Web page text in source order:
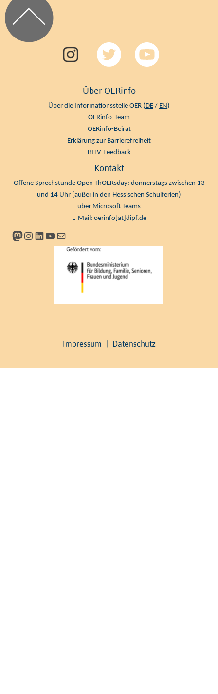
Über OERinfo
Über die Informationsstelle OER (DE / EN)
OERinfo-Team
OERinfo-Beirat
Erklärung zur Barrierefreiheit
BITV-Feedback
Kontakt
Offene Sprechstunde Open ThOERsday: donnerstags zwischen 13
und 14 Uhr (außer in den Hessischen Schulferien)
über Microsoft Teams
E-Mail: oerinfo[at]dipf.de
Mastodon
Instagram
LinkedIn
YouTube
Newsletter
Impressum Datenschutz